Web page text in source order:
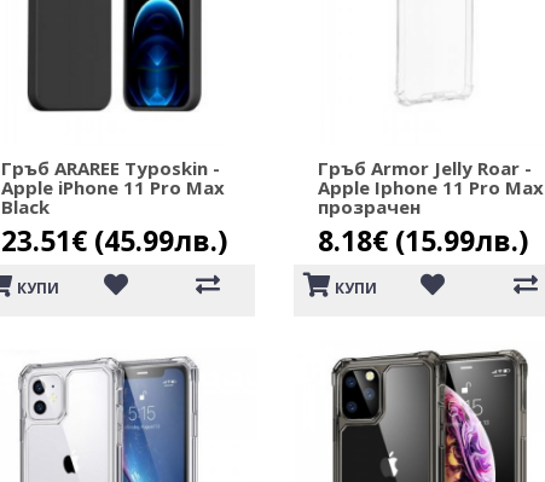
Гръб ARAREE Typoskin -
Apple iPhone 11 Pro Max
Black
23.51€ (45.99лв.)
КУПИ
Гръб Armor Jelly Roar -
Apple Iphone 11 Pro Max
прозрачен
8.18€ (15.99лв.)
КУПИ